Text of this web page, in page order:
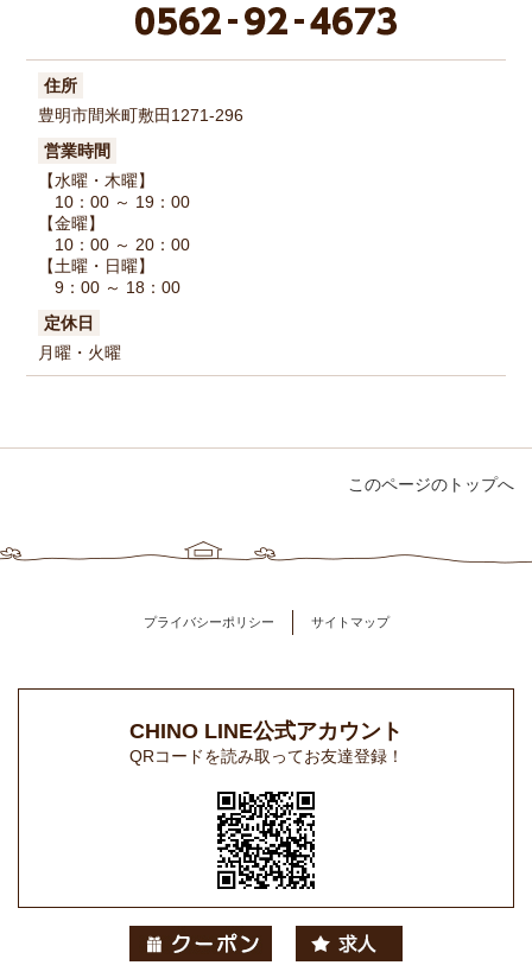
住所
豊明市間米町敷田1271-296
営業時間
【水曜・木曜】
10：00 ～ 19：00
【金曜】
10：00 ～ 20：00
【土曜・日曜】
9：00 ～ 18：00
定休日
月曜・火曜
このページのトップへ
プライバシーポリシー サイトマップ
CHINO LINE公式アカウント
QRコードを読み取ってお友達登録！